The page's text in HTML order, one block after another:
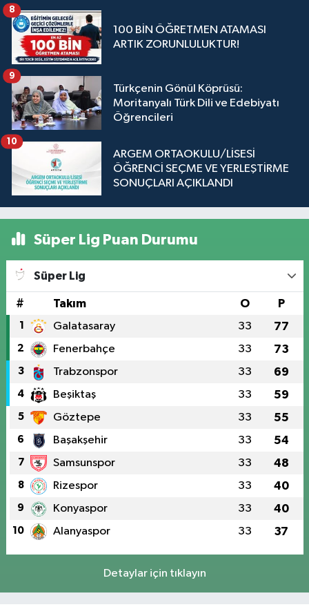
100 BİN ÖĞRETMEN ATAMASI
ARTIK ZORUNLULUKTUR!
8
Türkçenin Gönül Köprüsü:
Moritanyalı Türk Dili ve Edebiyatı
Öğrencileri
9
ARGEM ORTAOKULU/LİSESİ
ÖĞRENCİ SEÇME VE YERLEŞTİRME
SONUÇLARI AÇIKLANDI
10
Süper Lig Puan Durumu
Süper Lig
# Takım O P
1 Galatasaray 33 77
2 Fenerbahçe 33 73
3 Trabzonspor 33 69
4 Beşiktaş 33 59
5 Göztepe 33 55
6 Başakşehir 33 54
7 Samsunspor 33 48
8 Rizespor 33 40
9 Konyaspor 33 40
10 Alanyaspor 33 37
Detaylar için tıklayın